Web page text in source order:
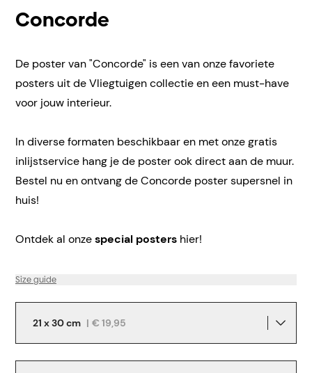
Concorde
De poster van "Concorde" is een van onze favoriete
posters uit de Vliegtuigen collectie en een must-have
voor jouw interieur.
In diverse formaten beschikbaar en met onze gratis
inlijstservice hang je de poster ook direct aan de muur.
Bestel nu en ontvang de Concorde poster supersnel in
huis!
Ontdek al onzespecial posters hier!
Size guide
21 x 30 cm | € 19,95